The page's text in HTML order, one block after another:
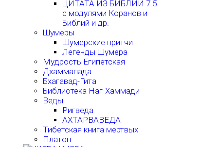
ЦИТАТА ИЗ БИБЛИИ 7.5
с модулями Коранов и
Библий и др.
Шумеры
Шумерские притчи
Легенды Шумера
Мудрость Египетская
Дхаммапада
Бхагавад-Гита
Библиотека Наг-Хаммади
Веды
Ригведа
АХТАРВАВЕДА
Тибетская книга мертвых
Платон